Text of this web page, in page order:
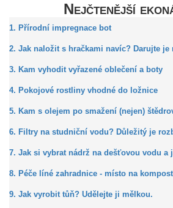
Nejčtenější
1. Přírodní impregnace bot
2. Jak naložit s hračkami navíc? Darujte je
3. Kam vyhodit vyřazené oblečení a boty
4. Pokojové rostliny vhodné do ložnice
5. Kam s olejem po smažení (nejen)
6. Filtry na studniční vodu? Důležitý je
7. Jak si vybrat nádrž na dešťovou vodu a
8. Péče líné zahradnice - místo na
9. Jak vyrobit tůň? Udělejte ji mělkou.